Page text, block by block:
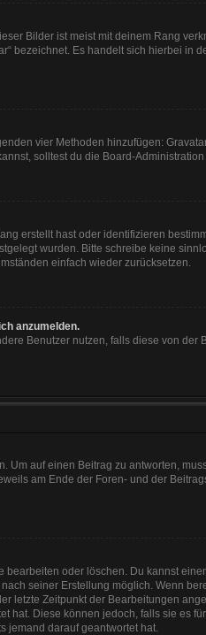
Bilder ist meist mit deinem Rang
bezeichnet. Es handelt sich hierbei in
vier Methoden hinzufügen:
solltest du die Board-
erstellt hast oder identifizieren
wurden. Bitte schreibe keine
einfach wieder zurücksetzen.
anzumelden.
Benutzer nutzen, falls diese von
auf einen Beitrag zu antworten,
am Ende der Foren- und der
oder löschen. Du kannst
seiner Erstellung möglich. Wenn
letzte Zeitpunkt der Bearbeitungen
hat. Diese können jedoch, falls sie es
jemand darauf geantwortet hat.